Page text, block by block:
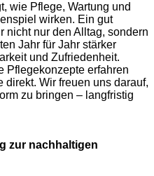
wie Pflege, Wartung und
wirken. Ein gut
nicht nur den Alltag, sondern
Jahr für Jahr stärker
und Zufriedenheit.
Pflegekonzepte erfahren
direkt. Wir freuen uns darauf,
zu bringen – langfristig
zur nachhaltigen